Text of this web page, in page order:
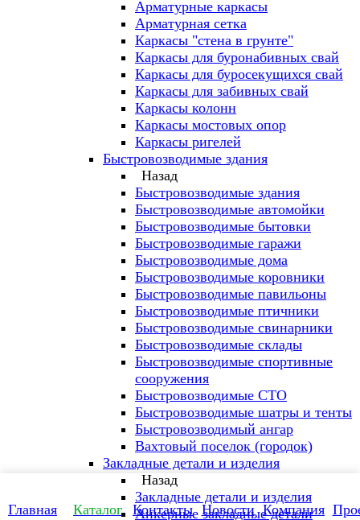
Арматурные каркасы
Арматурная сетка
Каркасы "стена в грунте"
Каркасы для буронабивных свай
Каркасы для буросекущихся свай
Каркасы для забивных свай
Каркасы колонн
Каркасы мостовых опор
Каркасы ригелей
Быстровозводимые здания
Назад
Быстровозводимые здания
Быстровозводимые автомойки
Быстровозводимые бытовки
Быстровозводимые гаражи
Быстровозводимые дома
Быстровозводимые коровники
Быстровозводимые павильоны
Быстровозводимые птичники
Быстровозводимые свинарники
Быстровозводимые склады
Быстровозводимые спортивные
сооружения
Быстровозводимые СТО
Быстровозводимые шатры и тенты
Быстровозводимый ангар
Вахтовый поселок (городок)
Закладные детали и изделия
Назад
Закладные детали и изделия
Анкерные закладные детали
Главная Каталог Контакты Новости Компания